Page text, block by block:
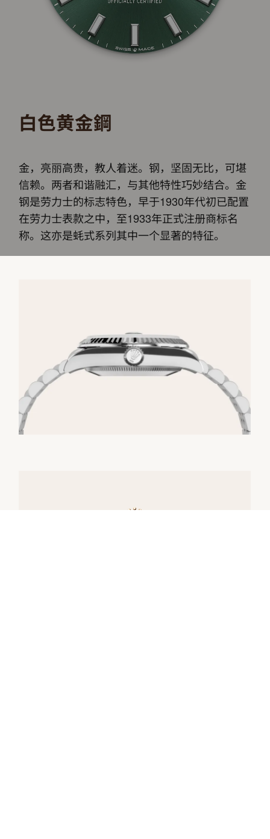
白色黄金鋼
金，亮丽高贵，教人着迷。钢，坚固无比，可堪
信赖。两者和谐融汇，与其他特性巧妙结合。金
钢是劳力士的标志特色，早于1930年代初已配置
在劳力士表款之中，至1933年正式注册商标名
称。这亦是蚝式系列其中一个显著的特征。